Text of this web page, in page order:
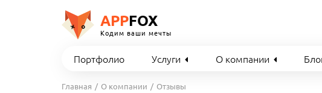
APPFOX
Кодим ваши мечты
Портфолио Услуги О компании
Главная О компании Отзывы